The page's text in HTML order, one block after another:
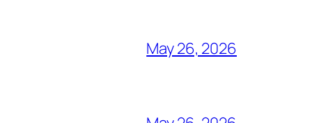
May 26, 2026